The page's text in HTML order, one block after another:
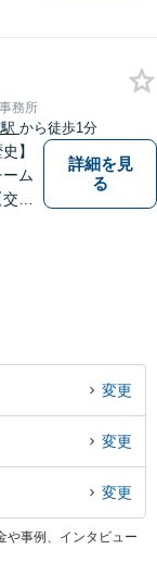
頼
抑え
務所
から徒歩1分
】
ーム
通
詳細を見
る
変更
変更
変更
や事例、インタビュー